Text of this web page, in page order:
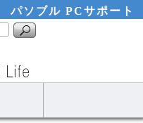
パソブル PCサポート